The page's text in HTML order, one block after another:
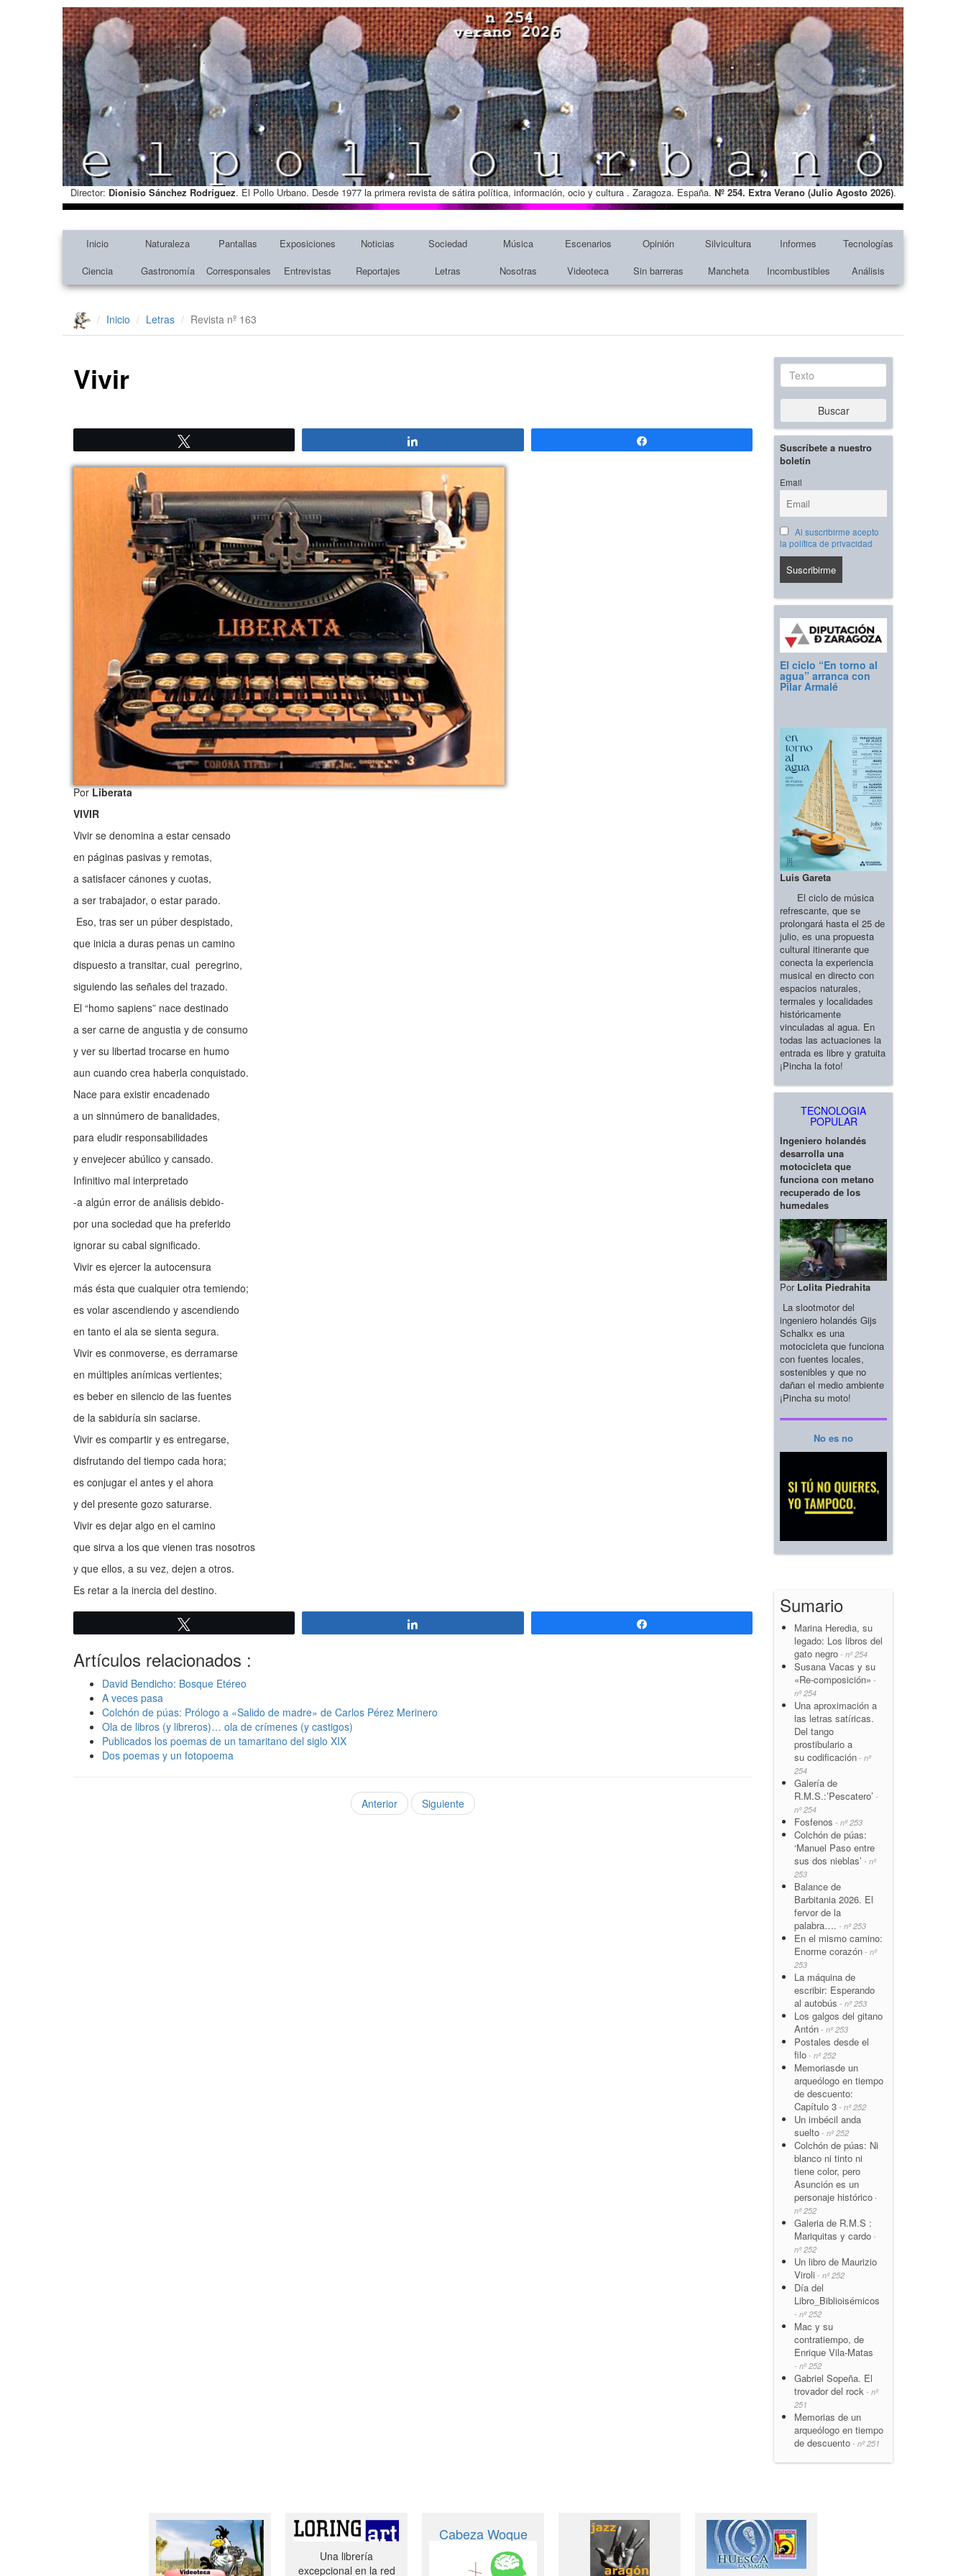
Director: Dionisio Sánchez Rodríguez. El Pollo Urbano. Desde 1977 la primera revista de sátira política, información, ocio y cultura . Zaragoza. España. Nº 254. Extra Verano (Julio Agosto 2026).
Inicio Naturaleza Pantallas Exposiciones Noticias Sociedad Música Escenarios Opinión Silvicultura Informes
Tecnologías
Ciencia
Gastronomía Corresponsales Entrevistas Reportajes Letras Nosotras Videoteca Sin barreras Mancheta Incombustibles Análisis
Inicio Letras Revista nº 163
Vivir
PorLiberata
VIVIR
Vivir se denomina a estar censado
en páginas pasivas y remotas,
a satisfacer cánones y cuotas,
a ser trabajador, o estar parado.
Eso, tras ser un púber despistado,
que inicia a duras penas un camino
dispuesto a transitar, cual peregrino,
siguiendo las señales del trazado.
El “homo sapiens” nace destinado
a ser carne de angustia y de consumo
y ver su libertad trocarse en humo
aun cuando crea haberla conquistado.
Nace para existir encadenado
a un sinnúmero de banalidades,
para eludir responsabilidades
y envejecer abúlico y cansado.
Infinitivo mal interpretado
-a algún error de análisis debido-
por una sociedad que ha preferido
ignorar su cabal significado.
Vivir es ejercer la autocensura
más ésta que cualquier otra temiendo;
es volar ascendiendo y ascendiendo
en tanto el ala se sienta segura.
Vivir es conmoverse, es derramarse
en múltiples anímicas vertientes;
es beber en silencio de las fuentes
de la sabiduría sin saciarse.
Vivir es compartir y es entregarse,
disfrutando del tiempo cada hora;
es conjugar el antes y el ahora
y del presente gozo saturarse.
Vivir es dejar algo en el camino
que sirva a los que vienen tras nosotros
y que ellos, a su vez, dejen a otros.
Es retar a la inercia del destino.
Artículos relacionados :
David Bendicho: Bosque Etéreo
A veces pasa
Colchón de púas: Prólogo a «Salido de madre» de Carlos Pérez Merinero
Ola de libros (y libreros)… ola de crímenes (y castigos)
Publicados los poemas de un tamaritano del siglo XIX
Dos poemas y un fotopoema
Anterior Siguiente
Texto
Buscar
Suscríbete a nuestro
boletín
Email
Al suscribirme acepto
la política de privacidad
El ciclo “En torno al
agua” arranca con
Pilar Armalé
Luis Gareta
El ciclo de música
refrescante, que se
prolongará hasta el 25 de
julio, es una propuesta
cultural itinerante que
conecta la experiencia
musical en directo con
espacios naturales,
termales y localidades
históricamente
vinculadas al agua. En
todas las actuaciones la
entrada es libre y gratuita
¡Pincha la foto!
TECNOLOGIA
POPULAR
Ingeniero holandés
desarrolla una
motocicleta que
funciona con metano
recuperado de los
humedales
Por Lolita Piedrahita
La slootmotor del
ingeniero holandés Gijs
Schalkx es una
motocicleta que funciona
con fuentes locales,
sostenibles y que no
dañan el medio ambiente
¡Pincha su moto!
No es no
Sumario
Marina Heredia, su
legado: Los libros del
gato negro - nº 254
Susana Vacas y su
«Re-composición» -
nº 254
Una aproximación a
las letras satíricas.
Del tango
prostibulario a
su codificación - nº
254
Galería de
R.M.S.:’Pescatero’ -
nº 254
Fosfenos - nº 253
Colchón de púas:
‘Manuel Paso entre
sus dos nieblas’ - nº
253
Balance de
Barbitania 2026. El
fervor de la
palabra…. - nº 253
En el mismo camino:
Enorme corazón - nº
253
La máquina de
escribir: Esperando
al autobús - nº 253
Los galgos del gitano
Antón - nº 253
Postales desde el
filo - nº 252
Memoriasde un
arqueólogo en tiempo
de descuento:
Capítulo 3 - nº 252
Un imbécil anda
suelto - nº 252
Colchón de púas: Ni
blanco ni tinto ni
tiene color, pero
Asunción es un
personaje histórico -
nº 252
Galeria de R.M.S :
Mariquitas y cardo -
nº 252
Un libro de Maurizio
Viroli - nº 252
Día del
Libro_Biblioisémicos
- nº 252
Mac y su
contratiempo, de
Enrique Vila-Matas
- nº 252
Gabriel Sopeña. El
trovador del rock - nº
251
Memorias de un
arqueólogo en tiempo
de descuento - nº 251
Una librería
excepcional en la red
Cabeza Woque